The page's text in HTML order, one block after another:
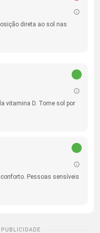
direta ao sol nas
vitamina D. Tome sol por
Pessoas sensíveis